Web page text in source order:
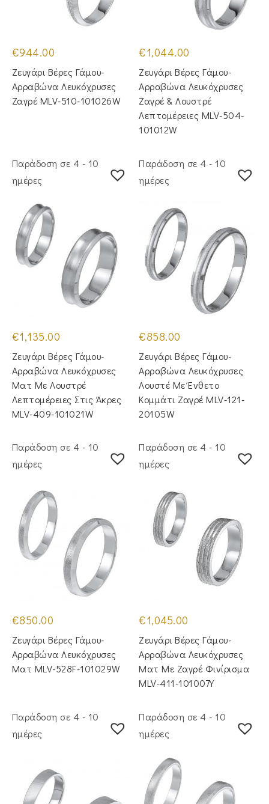
€944.00
Ζευγάρι Βέρες Γάμου-
Αρραβώνα Λευκόχρυσες
Ζαγρέ MLV-510-101026W
€1,044.00
Ζευγάρι Βέρες Γάμου-
Αρραβώνα Λευκόχρυσες
Ζαγρέ & Λουστρέ
Λεπτομέρειες MLV-504-
101012W
Παράδοση σε 4 - 10
ημέρες
€1,135.00
Ζευγάρι Βέρες Γάμου-
Αρραβώνα Λευκόχρυσες
Ματ Με Λουστρέ
Λεπτομέρειες Στις Άκρες
MLV-409-101021W
Παράδοση σε 4 - 10
ημέρες
€858.00
Ζευγάρι Βέρες Γάμου-
Αρραβώνα Λευκόχρυσες
Λουστέ Με Ένθετο
Κομμάτι Ζαγρέ MLV-121-
20105W
Παράδοση σε 4 - 10
ημέρες
€850.00
Ζευγάρι Βέρες Γάμου-
Αρραβώνα Λευκόχρυσες
Ματ MLV-528F-101029W
Παράδοση σε 4 - 10
ημέρες
€1,045.00
Ζευγάρι Βέρες Γάμου-
Αρραβώνα Λευκόχρυσες
Ματ Με Ζαγρέ Φινίρισμα
MLV-411-101007Y
Παράδοση σε 4 - 10
ημέρες
Παράδοση σε 4 - 10
ημέρες